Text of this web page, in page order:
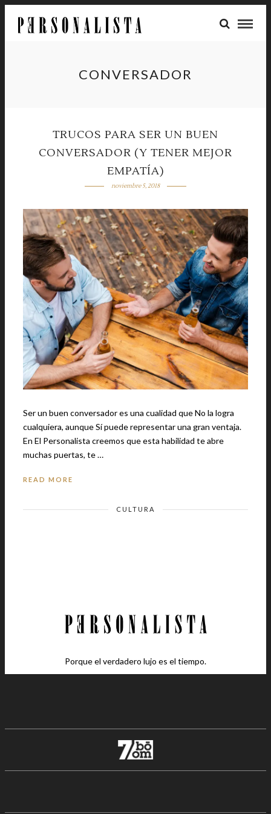
CONVERSADOR
TRUCOS PARA SER UN BUEN
CONVERSADOR (Y TENER MEJOR
EMPATÍA)
noviembre 5, 2018
Ser un buen conversador es una cualidad que No la logra
cualquiera, aunque Sí puede representar una gran ventaja.
En El Personalista creemos que esta habilidad te abre
muchas puertas, te …
READ MORE
CULTURA
Porque el verdadero lujo es el tiempo.